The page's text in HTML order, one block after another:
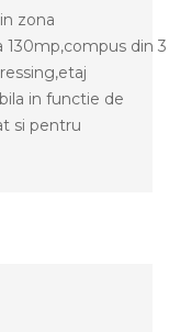
zona
130mp,compus din 3
in functie de
si pentru